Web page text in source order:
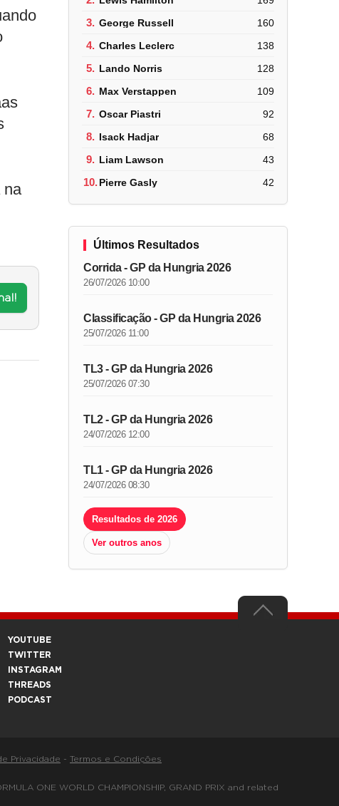
na
3. George Russell 160
4. Charles Leclerc 138
5. Lando Norris 128
6. Max Verstappen 109
7. Oscar Piastri 92
8. Isack Hadjar 68
9. Liam Lawson 43
10.Pierre Gasly 42
Últimos Resultados
Corrida - GP da Hungria 2026
26/07/2026 10:00
Classificação - GP da Hungria 2026
25/07/2026 11:00
TL3 - GP da Hungria 2026
25/07/2026 07:30
TL2 - GP da Hungria 2026
24/07/2026 12:00
TL1 - GP da Hungria 2026
24/07/2026 08:30
Resultados de 2026
Ver outros anos
YOUTUBE
TWITTER
INSTAGRAM
THREADS
PODCAST
Privacidade - Termos e Condições
ONE WORLD CHAMPIONSHIP, GRAND PRIX and related